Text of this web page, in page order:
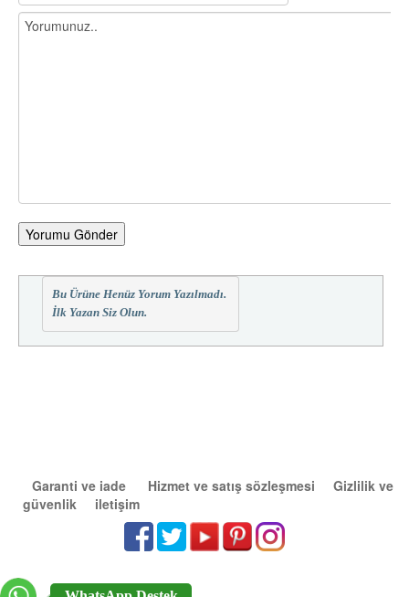
Yorumu Gönder
Bu Ürüne Henüz Yorum Yazılmadı.
İlk Yazan Siz Olun.
Garanti ve iade Hizmet ve satış sözleşmesi
Gizlilik ve
güvenlik
iletişim